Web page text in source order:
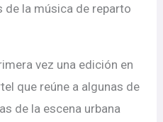
la música de reparto
vez una edición en
que reúne a algunas de
de la escena urbana